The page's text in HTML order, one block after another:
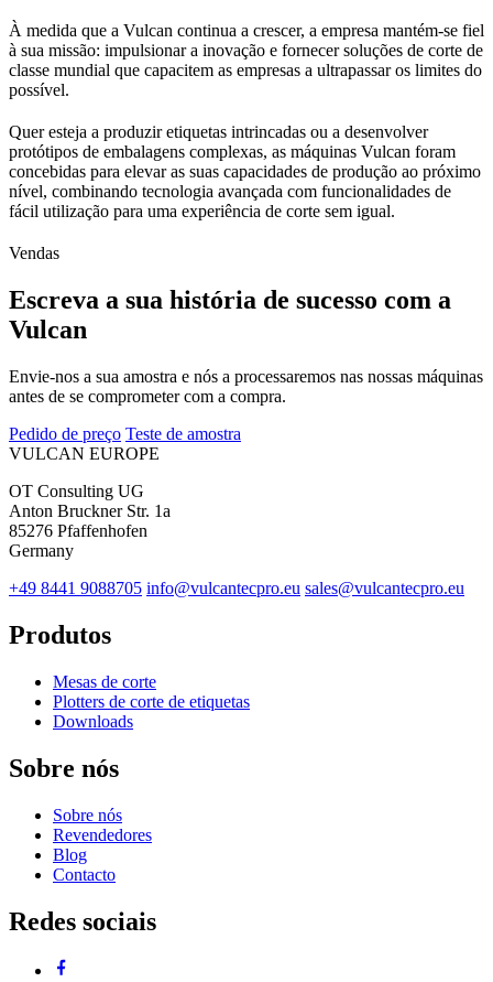
À medida que a Vulcan continua a crescer, a empresa mantém-se fiel
à sua missão: impulsionar a inovação e fornecer soluções de corte de
classe mundial que capacitem as empresas a ultrapassar os limites do
possível.
Quer esteja a produzir etiquetas intrincadas ou a desenvolver
protótipos de embalagens complexas, as máquinas Vulcan foram
concebidas para elevar as suas capacidades de produção ao próximo
nível, combinando tecnologia avançada com funcionalidades de
fácil utilização para uma experiência de corte sem igual.
Vendas
Escreva a sua história de sucesso com a
Vulcan
Envie-nos a sua amostra e nós a processaremos nas nossas máquinas
antes de se comprometer com a compra.
Pedido de preço Teste de amostra
VULCAN EUROPE
OT Consulting UG
Anton Bruckner Str. 1a
85276 Pfaffenhofen
Germany
+49 8441 9088705 info@vulcantecpro.eu sales@vulcantecpro.eu
Produtos
Mesas de corte
Plotters de corte de etiquetas
Downloads
Sobre nós
Sobre nós
Revendedores
Blog
Contacto
Redes sociais